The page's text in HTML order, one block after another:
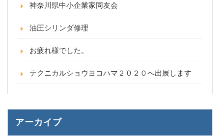
神奈川県中小企業家同友会
油圧シリンダ修理
お疲れ様でした。
テクニカルショウヨコハマ２０２０へ出展します
アーカイブ